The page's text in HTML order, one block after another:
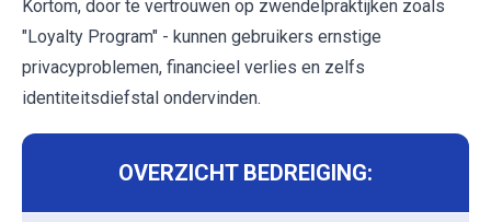
Kortom, door te vertrouwen op zwendelpraktijken zoals
"Loyalty Program" - kunnen gebruikers ernstige
privacyproblemen, financieel verlies en zelfs
identiteitsdiefstal ondervinden.
OVERZICHT BEDREIGING: